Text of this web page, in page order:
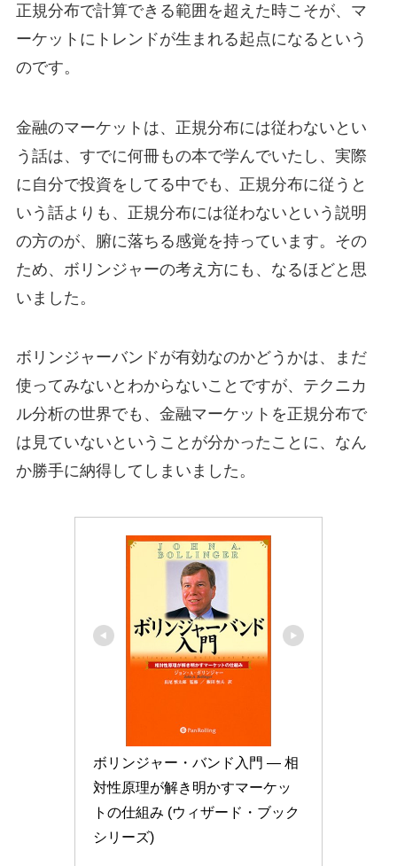
正規分布で計算できる範囲を超えた時こそが、マ
ーケットにトレンドが生まれる起点になるという
のです。
金融のマーケットは、正規分布には従わないとい
う話は、すでに何冊もの本で学んでいたし、実際
に自分で投資をしてる中でも、正規分布に従うと
いう話よりも、正規分布には従わないという説明
の方のが、腑に落ちる感覚を持っています。その
ため、ボリンジャーの考え方にも、なるほどと思
いました。
ボリンジャーバンドが有効なのかどうかは、まだ
使ってみないとわからないことですが、テクニカ
ル分析の世界でも、金融マーケットを正規分布で
は見ていないということが分かったことに、なん
か勝手に納得してしまいました。
ボリンジャー・バンド入門 ― 相
対性原理が解き明かすマーケッ
トの仕組み (ウィザード・ブック
シリーズ)